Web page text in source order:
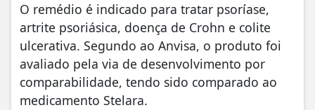
O remédio é indicado para tratar psoríase,
artrite psoriásica, doença de Crohn e colite
ulcerativa. Segundo ao Anvisa, o produto foi
avaliado pela via de desenvolvimento por
comparabilidade, tendo sido comparado ao
medicamento Stelara.